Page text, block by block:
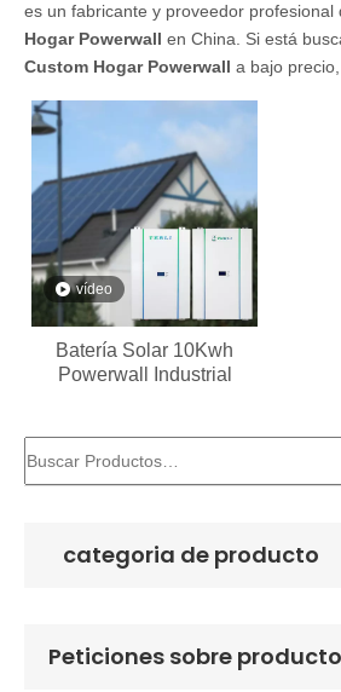
es un fabricante y proveedor profesional
Hogar Powerwall en China. Si está
Custom Hogar Powerwall a bajo
vídeo
Batería Solar 10Kwh
Powerwall Industrial
categoria de producto
Peticiones sobre producto